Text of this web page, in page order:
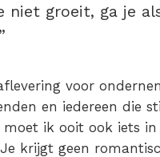
niet groeit, ga je
voor
en iedereen die
moet ik ooit ook iets
Je krijgt geen